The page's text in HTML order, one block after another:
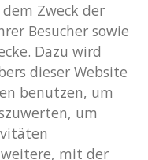
Zweck der
Besucher sowie
Dazu wird
dieser Website
benutzen, um
um
mit der